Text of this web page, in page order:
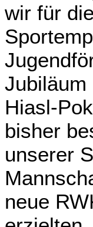
wir für
Jubiläum
Hiasl-
bisher
unserer
neue